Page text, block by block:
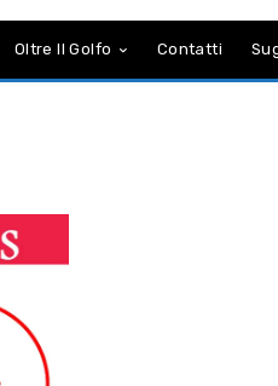
Oltre Il Golfo Contatti